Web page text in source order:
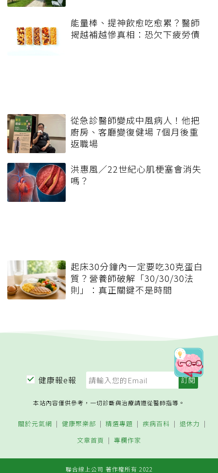
能量棒、提神飲愈吃愈累？醫師
揭越補越慘真相：恐欠下疲勞債
從急診醫師變成中風病人！他把
廚房、客廳變復健場 7個月後重
返職場
洪惠風／22世紀心肌梗塞會消失
嗎？
起床30分鐘內一定要吃30克蛋白
質？營養師破解「30/30/30法
則」：真正關鍵不是時間
健康報e報
本站內容僅供參考，一切診斷與治療請遵從醫師指導。
關於元氣網 健康聚樂部 精選專題 疾病百科
退休力
文章首頁
專欄作家
聯合線上公司 著作權所有 2022